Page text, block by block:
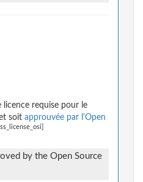
licence requise pour le
soit approuvée par l'Open
by the Open Source